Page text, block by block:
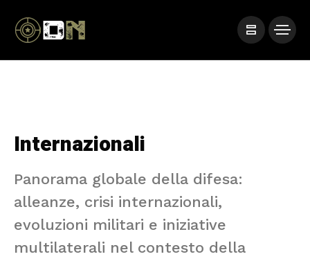
Internazionali
Panorama globale della difesa:
alleanze, crisi internazionali,
evoluzioni militari e iniziative
multilaterali nel contesto della